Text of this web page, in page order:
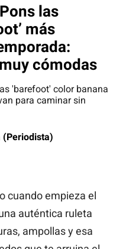
las
más
cómodas
'barefoot' color banana
para caminar sin
(Periodista)
cuando empieza el
auténtica ruleta
ampollas y esa